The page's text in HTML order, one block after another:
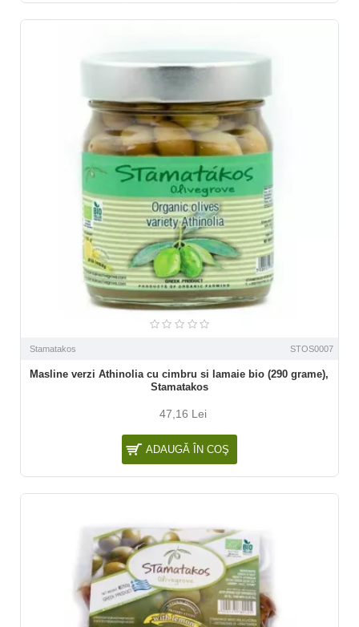
Stamatakos STOS0007
Masline verzi Athinolia cu cimbru si lamaie bio (290 grame),
Stamatakos
47,16 Lei
ADAUGĂ ÎN COŞ